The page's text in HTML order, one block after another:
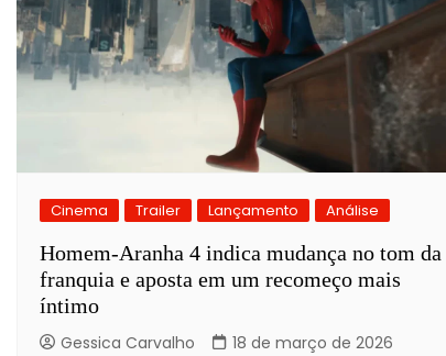
Cinema Trailer Lançamento Análise
Homem-Aranha 4 indica mudança no tom da
franquia e aposta em um recomeço mais
íntimo
Gessica Carvalho 18 de março de 2026